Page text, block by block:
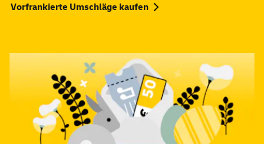
Vorfrankierte Umschläge kaufen